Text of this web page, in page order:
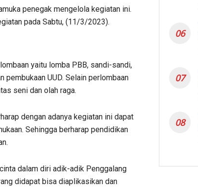
penegak mengelola kegiatan ini.
pada Sabtu, (11/3/2023).
yaitu lomba PBB, sandi-sandi,
pembukaan UUD. Selain perlombaan
seni dan olah raga.
dengan adanya kegiatan ini dapat
Sehingga berharap pendidikan
dalam diri adik-adik Penggalang
didapat bisa diaplikasikan dan